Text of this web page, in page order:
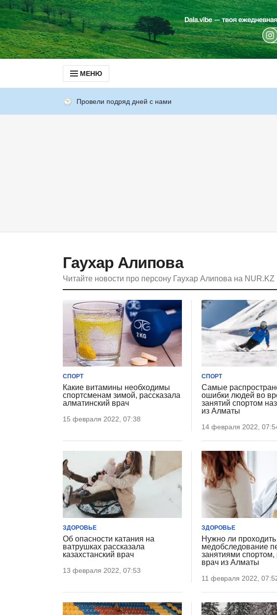
МЕНЮ
Провели подряд дней с нами
Гаухар Алипова
Читайте новости про персону Гаухар Алипова на NUR.KZ
СПОРТ
Какие витамины необходимы
спортсменам зимой, рассказала
алматинский врач
15 февраля 2022, 07:38
СПОРТ
Самые
ошибки людей во
занятий спортом
из Алматы
14 февраля 2022,
ЗДОРОВЬЕ
Об опасности катания на
ватрушках рассказала
казахстанский врач
13 февраля 2022, 07:53
ЗДОРОВЬЕ
Нужно ли проходить
медобследование
занятиями спортом,
врач из Алматы
11 февраля 2022,